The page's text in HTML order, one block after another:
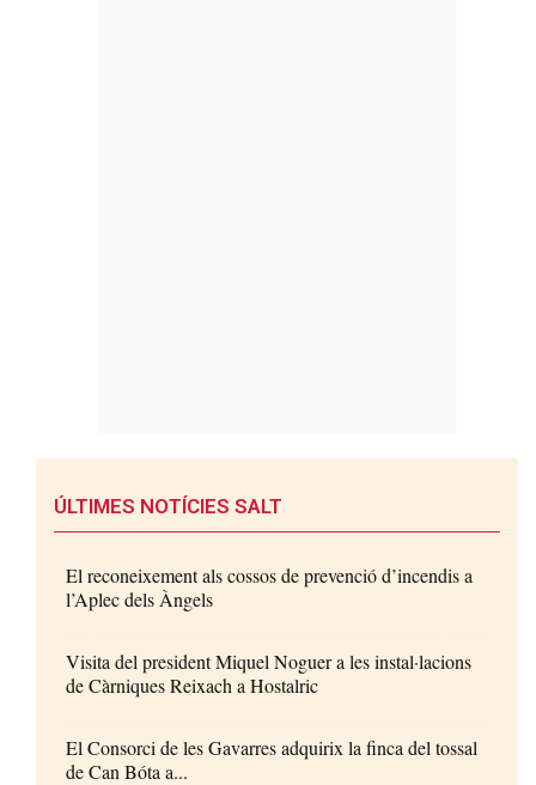
ÚLTIMES NOTÍCIES SALT
El reconeixement als cossos de prevenció d’incendis a
l’Aplec dels Àngels
Visita del president Miquel Noguer a les instal·lacions
de Càrniques Reixach a Hostalric
El Consorci de les Gavarres adquirix la finca del tossal
de Can Bóta a...